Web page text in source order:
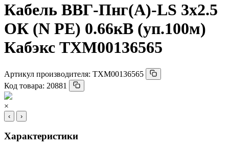
Кабель ВВГ-Пнг(А)-LS 3х2.5
ОК (N PE) 0.66кВ (уп.100м)
Кабэкс ТХМ00136565
Артикул производителя: ТХМ00136565
Код товара: 20881
×
‹ ›
Характеристики